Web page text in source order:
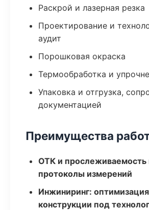
Раскрой и лазерная резка
Проектирование и
аудит
Порошковая окраска
Термообработка и
Упаковка и отгрузка,
документацией
Преимущества
ОТК и прослеживаемость
протоколы измерений
Инжиниринг: оптимизация
конструкции под